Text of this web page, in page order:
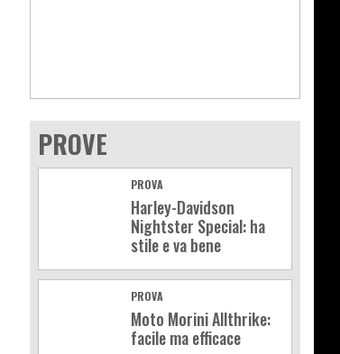
PROVE
PROVA
Harley-Davidson
Nightster Special: ha
stile e va bene
PROVA
Moto Morini Allthrike:
facile ma efficace